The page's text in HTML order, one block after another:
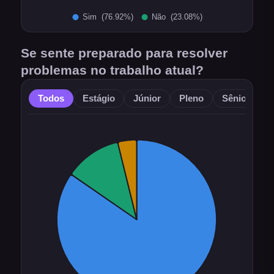
Se sente preparado para resolver
problemas no trabalho atual?
Todos Estágio Júnior Pleno Sênior